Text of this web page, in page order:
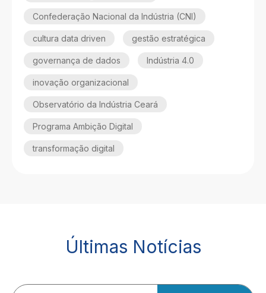
Confederação Nacional da Indústria (CNI)
cultura data driven gestão estratégica
governança de dados Indústria 4.0
inovação organizacional
Observatório da Indústria Ceará
Programa Ambição Digital
transformação digital
Últimas Notícias